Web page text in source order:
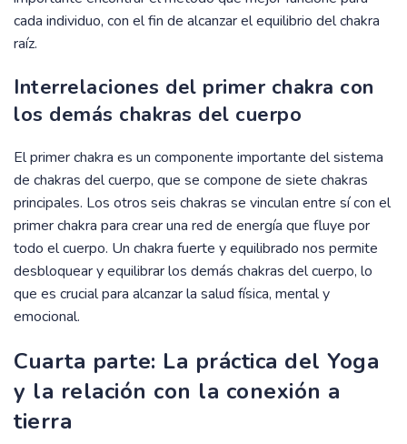
cada individuo, con el fin de alcanzar el equilibrio del chakra
raíz.
Interrelaciones del primer chakra con
los demás chakras del cuerpo
El primer chakra es un componente importante del sistema
de chakras del cuerpo, que se compone de siete chakras
principales. Los otros seis chakras se vinculan entre sí con el
primer chakra para crear una red de energía que fluye por
todo el cuerpo. Un chakra fuerte y equilibrado nos permite
desbloquear y equilibrar los demás chakras del cuerpo, lo
que es crucial para alcanzar la salud física, mental y
emocional.
Cuarta parte: La práctica del Yoga
y la relación con la conexión a
tierra